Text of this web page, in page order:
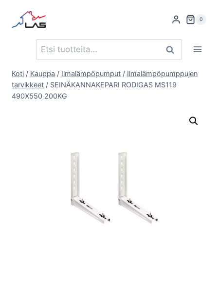
sisältöön
0
Etsi: Haku
Koti / Kauppa / Ilmalämpöpumput / Ilmalämpöpumppujen
tarvikkeet / SEINÄKANNAKEPARI RODIGAS MS119
490X550 200KG